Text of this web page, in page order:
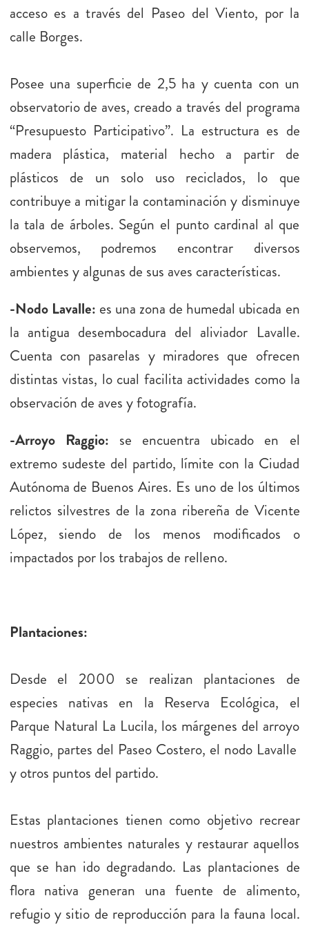
acceso es a través del Paseo del Viento, por la
calle Borges.
Posee una superficie de 2,5 ha y cuenta con un
observatorio de aves, creado a través del programa
“Presupuesto Participativo”. La estructura es de
madera plástica, material hecho a partir de
plásticos de un solo uso reciclados, lo que
contribuye a mitigar la contaminación y disminuye
la tala de árboles. Según el punto cardinal al que
observemos, podremos encontrar diversos
ambientes y algunas de sus aves características.
-Nodo Lavalle: es una zona de humedal ubicada en
la antigua desembocadura del aliviador Lavalle.
Cuenta con pasarelas y miradores que ofrecen
distintas vistas, lo cual facilita actividades como la
observación de aves y fotografía.
-Arroyo Raggio: se encuentra ubicado en el
extremo sudeste del partido, límite con la Ciudad
Autónoma de Buenos Aires. Es uno de los últimos
relictos silvestres de la zona ribereña de Vicente
López, siendo de los menos modificados o
impactados por los trabajos de relleno.
Plantaciones:
Desde el 2000 se realizan plantaciones de
especies nativas en la Reserva Ecológica, el
Parque Natural La Lucila, los márgenes del arroyo
Raggio, partes del Paseo Costero, el nodo Lavalle
y otros puntos del partido.
Estas plantaciones tienen como objetivo recrear
nuestros ambientes naturales y restaurar aquellos
que se han ido degradando. Las plantaciones de
flora nativa generan una fuente de alimento,
refugio y sitio de reproducción para la fauna local.